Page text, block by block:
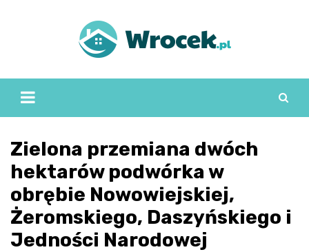
Zielona przemiana dwóch
hektarów podwórka w
obrębie Nowowiejskiej,
Żeromskiego, Daszyńskiego i
Jedności Narodowej